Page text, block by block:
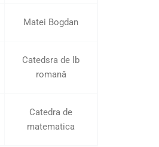
Matei Bogdan
Catedsra de lb
romană
Catedra de
matematica